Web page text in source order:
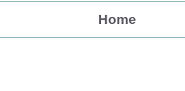
Home